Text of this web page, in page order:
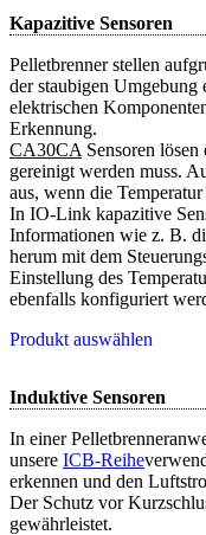
Kapazitive Sensoren
Pelletbrenner stellen
der staubigen
elektrischen
Erkennung.
CA30CA Sensoren
gereinigt werden muss.
aus, wenn die
In IO-Link kapazitive
Informationen wie z. B.
herum mit dem
Einstellung des
ebenfalls konfiguriert
Produkt auswählen
Induktive Sensoren
In einer
unsere ICB-Reihe
erkennen und den
Der Schutz vor
gewährleistet.